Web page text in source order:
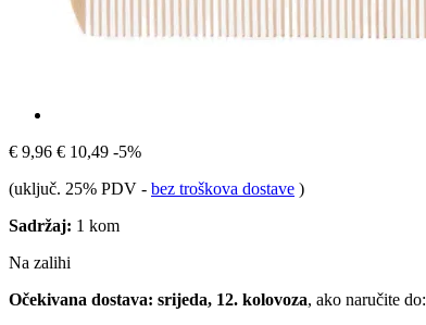
€ 9,96 € 10,49 -5%
(uključ. 25% PDV - bez troškova dostave )
Sadržaj: 1 kom
Na zalihi
Očekivana dostava: srijeda, 12. kolovoza, ako naručite do: